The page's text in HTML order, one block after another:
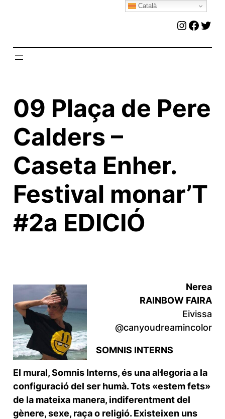
09 Plaça de Pere
Calders –
Caseta Enher.
Festival monar’T
#2a EDICIÓ
Nerea
RAINBOW FAIRA
Eivissa
@canyoudreamincolor
SOMNIS INTERNS
El mural, Somnis Interns, és una al·legoria a la
configuració del ser humà. Tots «estem fets»
de la mateixa manera, indiferentment del
gènere, sexe, raça o religió. Existeixen uns
Català